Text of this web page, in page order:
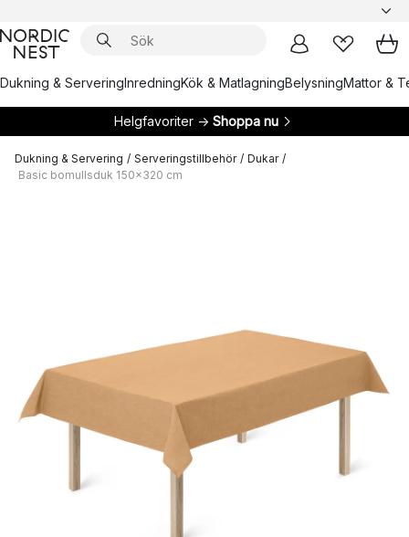
Dukning & ServeringInredningKök & MatlagningBelysningMattor &
Helgfavoriter → Shoppa nu
Dukning & Servering / Serveringstillbehör / Dukar /
Basic bomullsduk 150x320 cm